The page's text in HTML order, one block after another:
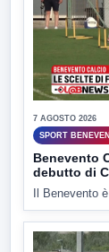
7 AGOSTO 2026
SPORT
Benevento
debutto di
Il Benevento